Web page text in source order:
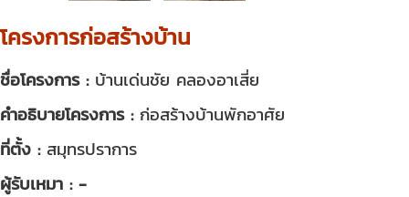
โครงการก่อสร้างบ้าน
ชื่อโครงการ : บ้านเด่นชัย คลองอาเสี่ย
คำอธิบายโครงการ : ก่อสร้างบ้านพักอาศัย
ที่ตั้ง : สมุทรปราการ
ผู้รับเหมา : -